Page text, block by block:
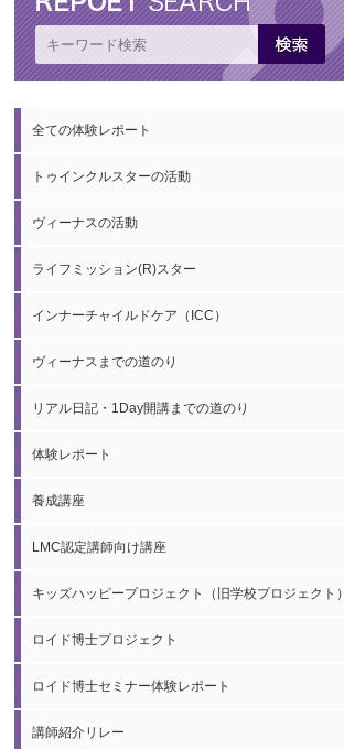
全ての体験レポート
トゥインクルスターの活動
ヴィーナスの活動
ライフミッション(R)スター
インナーチャイルドケア（ICC）
ヴィーナスまでの道のり
リアル日記・1Day開講までの道のり
体験レポート
養成講座
LMC認定講師向け講座
キッズハッピープロジェクト（旧学校プロジェクト）
ロイド博士プロジェクト
ロイド博士セミナー体験レポート
講師紹介リレー